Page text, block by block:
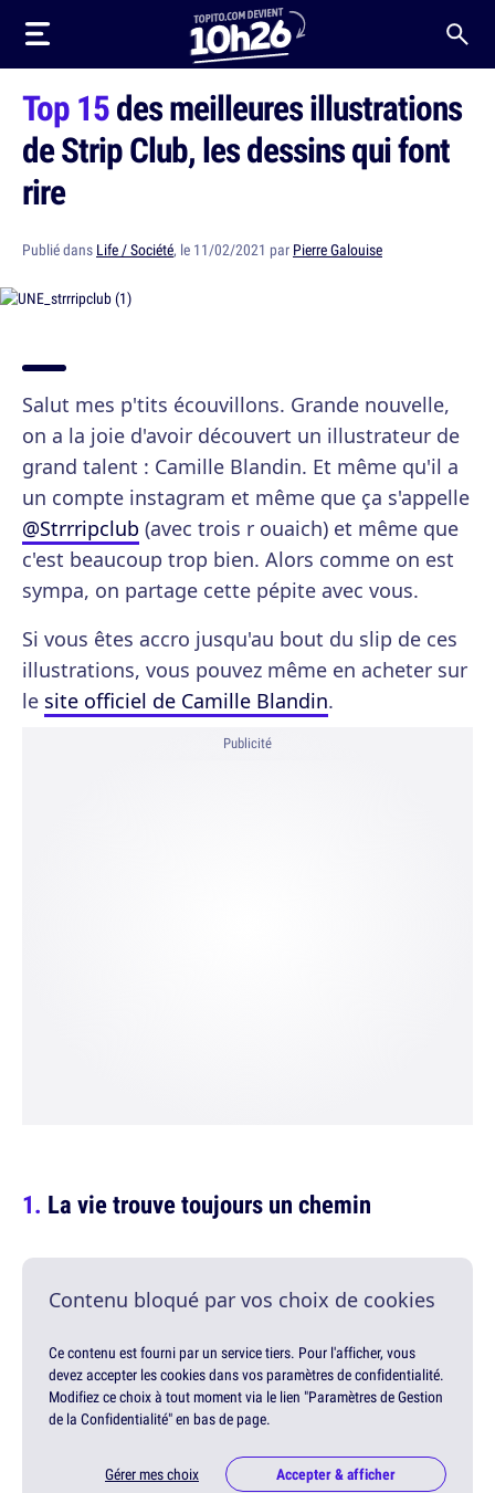
Top 15des meilleures illustrations
de Strip Club, les dessins qui font
rire
Publié dans Life / Société, le 11/02/2021 par Pierre Galouise
Salut mes p'tits écouvillons. Grande nouvelle,
on a la joie d'avoir découvert un illustrateur de
grand talent : Camille Blandin. Et même qu'il a
un compte instagram et même que ça s'appelle
@Strrripclub (avec trois r ouaich) et même que
c'est beaucoup trop bien. Alors comme on est
sympa, on partage cette pépite avec vous.
Si vous êtes accro jusqu'au bout du slip de ces
illustrations, vous pouvez même en acheter sur
le site officiel de Camille Blandin.
Publicité
La vie trouve toujours un chemin
Contenu bloqué par vos choix de cookies
Ce contenu est fourni par un service tiers. Pour l'afficher, vous
devez accepter les cookies dans vos paramètres de confidentialité.
Modifiez ce choix à tout moment via le lien "Paramètres de Gestion
de la Confidentialité" en bas de page.
Gérer mes choix Accepter & afficher